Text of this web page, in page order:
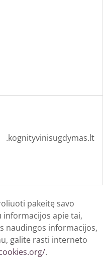
.kognityvinisugdymas.lt
pakeitę savo
informacijos apie tai,
naudingos informacijos,
galite rasti interneto
.